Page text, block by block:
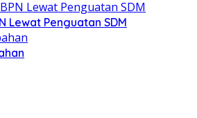
Lewat Penguatan SDM